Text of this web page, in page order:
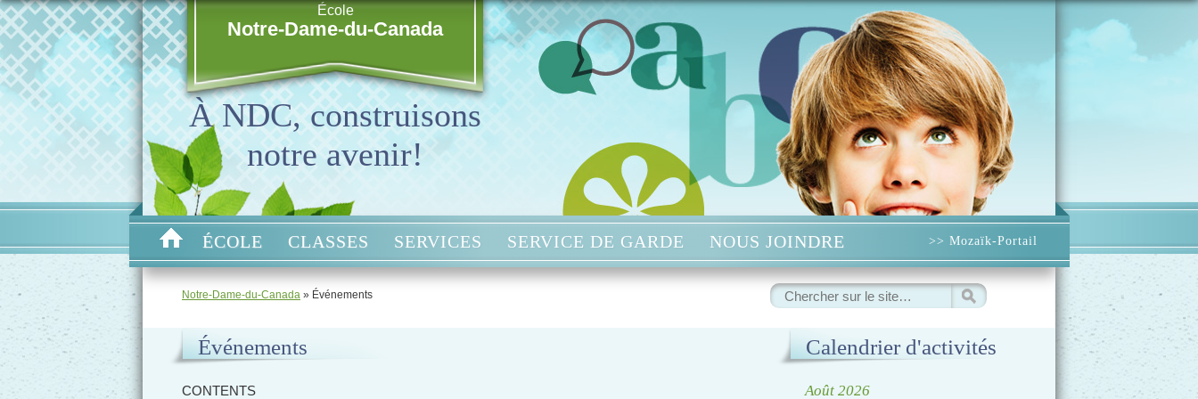
École
Notre-Dame-du-Canada
À NDC, construisons
notre avenir!
ÉCOLE CLASSES SERVICES SERVICE DE GARDE NOUS JOINDRE >> Mozaïk-Portail
Notre-Dame-du-Canada » Événements
Rechercher
:
Événements
CONTENTS
Calendrier d'activités
Août 2026